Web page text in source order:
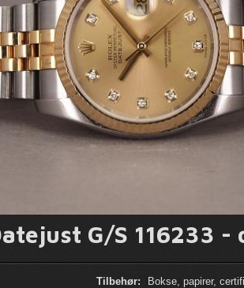
G/S 116233 -
Tilbehør:
Bokse, papirer,